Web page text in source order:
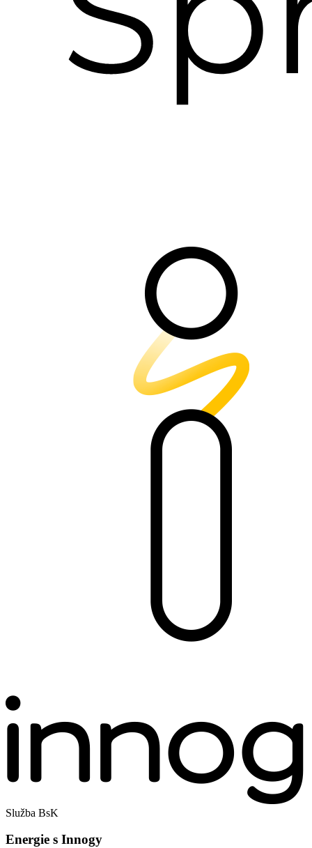
Služba BsK
Energie s Innogy